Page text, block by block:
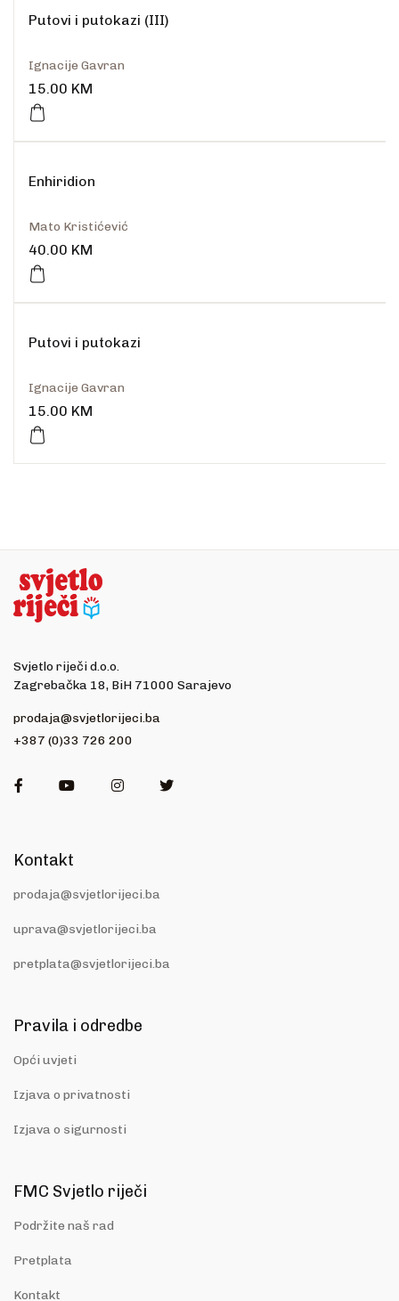
Putovi i putokazi (III)
Ignacije Gavran
15.00 KM
Enhiridion
Mato Kristićević
40.00 KM
Putovi i putokazi
Ignacije Gavran
15.00 KM
Svjetlo riječi d.o.o.
Zagrebačka 18, BiH 71000 Sarajevo
prodaja@svjetlorijeci.ba
+387 (0)33 726 200
FacebookYoutubeInstagramTwitter
Kontakt
prodaja@svjetlorijeci.ba
uprava@svjetlorijeci.ba
pretplata@svjetlorijeci.ba
Pravila i odredbe
Opći uvjeti
Izjava o privatnosti
Izjava o sigurnosti
FMC Svjetlo riječi
Podržite naš rad
Pretplata
Kontakt